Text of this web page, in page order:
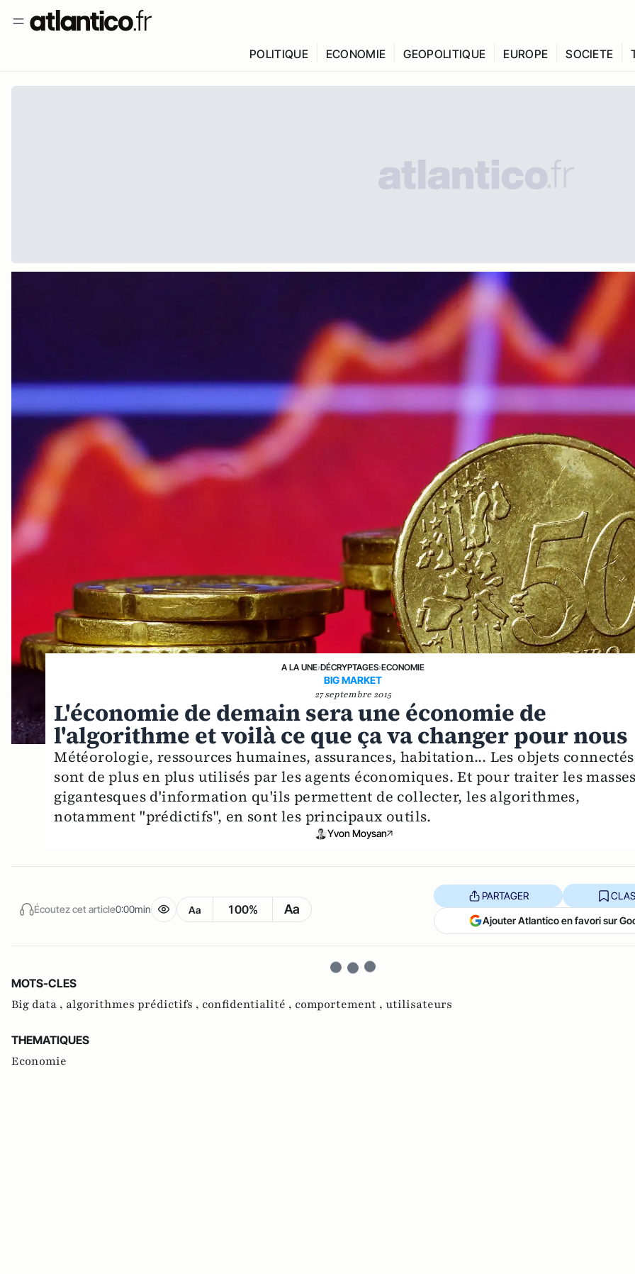
POLITIQUE ECONOMIE GEOPOLITIQUE EUROPE SOCIETE
A LA UNE›DÉCRYPTAGES›ECONOMIE
BIG MARKET
27 septembre 2015
L'économie de demain sera une économie de
l'algorithme et voilà ce que ça va changer pour nous
Météorologie, ressources humaines, assurances, habitation... Les objets connectés
sont de plus en plus utilisés par les agents économiques. Et pour traiter les masses
gigantesques d'information qu'ils permettent de collecter, les algorithmes,
notamment "prédictifs", en sont les principaux outils.
Yvon Moysan
Écoutez cet article0:00min Aa 100% Aa
PARTAGER
Ajouter Atlantico en favori sur
MOTS-CLES
Big data , algorithmes prédictifs , confidentialité , comportement , utilisateurs
THEMATIQUES
Economie